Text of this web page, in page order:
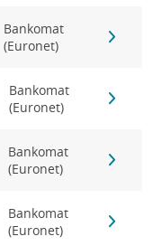
Bankomat
(Euronet)
Bankomat
(Euronet)
Bankomat
(Euronet)
Bankomat
(Euronet)